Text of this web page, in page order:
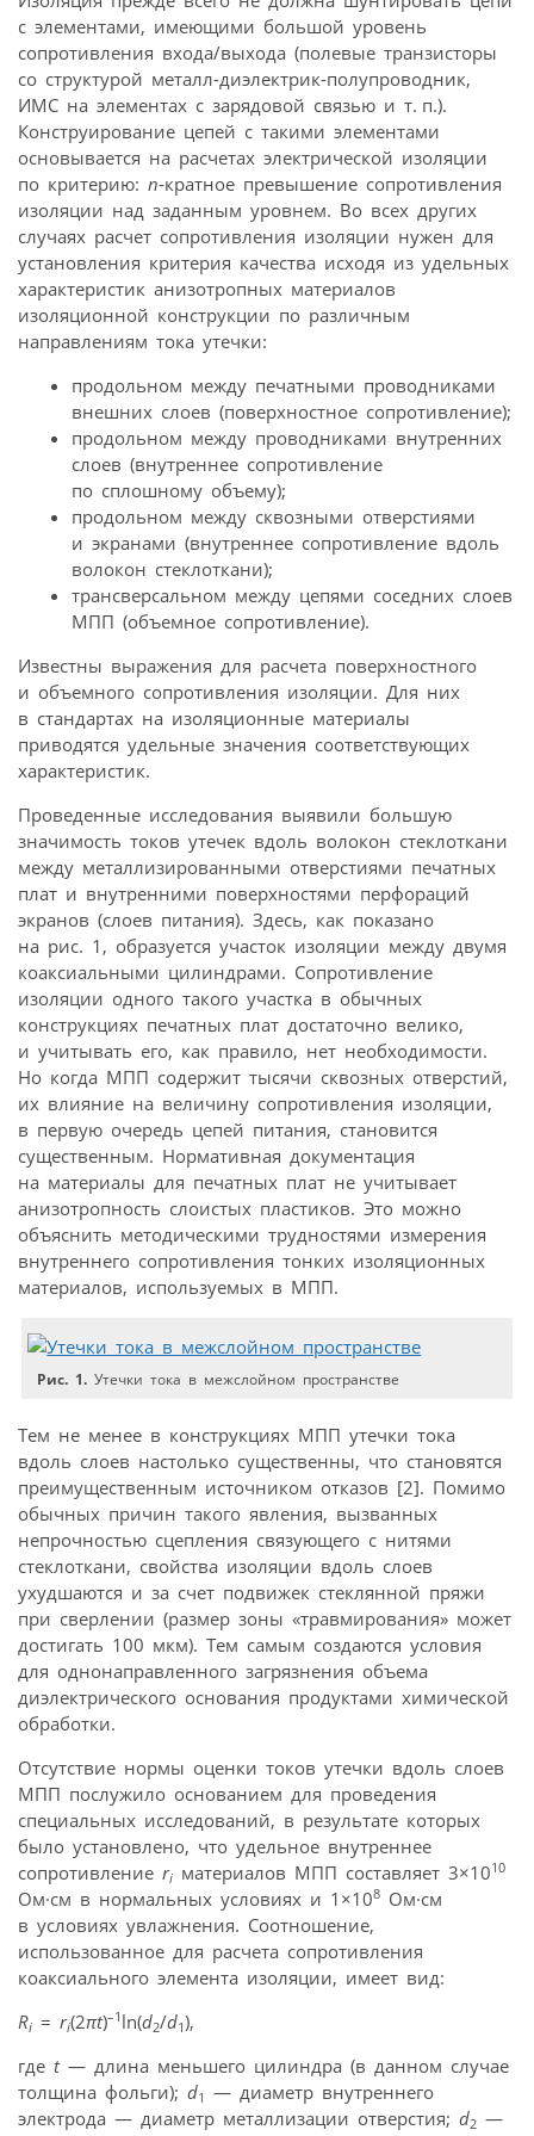
с элементами, имеющими большой уровень
сопротивления входа/выхода (полевые транзисторы
со структурой металл-диэлектрик-полупроводник,
ИМС на элементах с зарядовой связью и т. п.).
Конструирование цепей с такими элементами
основывается на расчетах электрической изоляции
по критерию: n‑кратное превышение сопротивления
изоляции над заданным уровнем. Во всех других
случаях расчет сопротивления изоляции нужен для
установления критерия качества исходя из удельных
характеристик анизотропных материалов
изоляционной конструкции по различным
направлениям тока утечки:
продольном между печатными проводниками
внешних слоев (поверхностное сопротивление);
продольном между проводниками внутренних
слоев (внутреннее сопротивление
по сплошному объему);
продольном между сквозными отверстиями
и экранами (внутреннее сопротивление вдоль
волокон стеклоткани);
трансверсальном между цепями соседних слоев
МПП (объемное сопротивление).
Известны выражения для расчета поверхностного
и объемного сопротивления изоляции. Для них
в стандартах на изоляционные материалы
приводятся удельные значения соответствующих
характеристик.
Проведенные исследования выявили большую
значимость токов утечек вдоль волокон стеклоткани
между металлизированными отверстиями печатных
плат и внутренними поверхностями перфораций
экранов (слоев питания). Здесь, как показано
на рис. 1, образуется участок изоляции между двумя
коаксиальными цилиндрами. Сопротивление
изоляции одного такого участка в обычных
конструкциях печатных плат достаточно велико,
и учитывать его, как правило, нет необходимости.
Но когда МПП содержит тысячи сквозных отверстий,
их влияние на величину сопротивления изоляции,
в первую очередь цепей питания, становится
существенным. Нормативная документация
на материалы для печатных плат не учитывает
анизотропность слоистых пластиков. Это можно
объяснить методическими трудностями измерения
внутреннего сопротивления тонких изоляционных
материалов, используемых в МПП.
Рис. 1. Утечки тока в межслойном пространстве
Тем не менее в конструкциях МПП утечки тока
вдоль слоев настолько существенны, что становятся
преимущественным источником отказов [2]. Помимо
обычных причин такого явления, вызванных
непрочностью сцепления связующего с нитями
стеклоткани, свойства изоляции вдоль слоев
ухудшаются и за счет подвижек стеклянной пряжи
при сверлении (размер зоны «травмирования» может
достигать 100 мкм). Тем самым создаются условия
для однонаправленного загрязнения объема
диэлектрического основания продуктами химической
обработки.
Отсутствие нормы оценки токов утечки вдоль слоев
МПП послужило основанием для проведения
специальных исследований, в результате которых
было установлено, что удельное внутреннее
сопротивление ri материалов MПП составляет 3×1010
Ом·см в нормальных условиях и 1×108 Ом·см
в условиях увлажнения. Соотношение,
использованное для расчета сопротивления
коаксиального элемента изоляции, имеет вид:
Ri = ri(2πt)–1 ln(d2/d1),
где t— длина меньшего цилиндра (в данном случае
толщина фольги); d1 — диаметр внутреннего
электрода — диаметр металлизации отверстия; d2 —